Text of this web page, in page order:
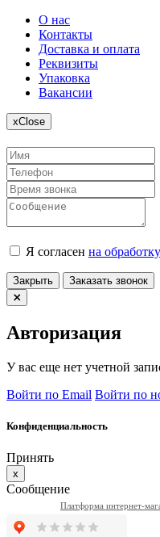
О нас
Контакты
Доставка и оплата
Реквизиты
Упаковка
Вакансии
xClose
Я согласен на
Закрыть Заказать звонок
Авторизация
У вас еще нет учетной
Войти по Email Войти по
Конфиденциальность
Принять
x
Сообщение
Платформа интернет-